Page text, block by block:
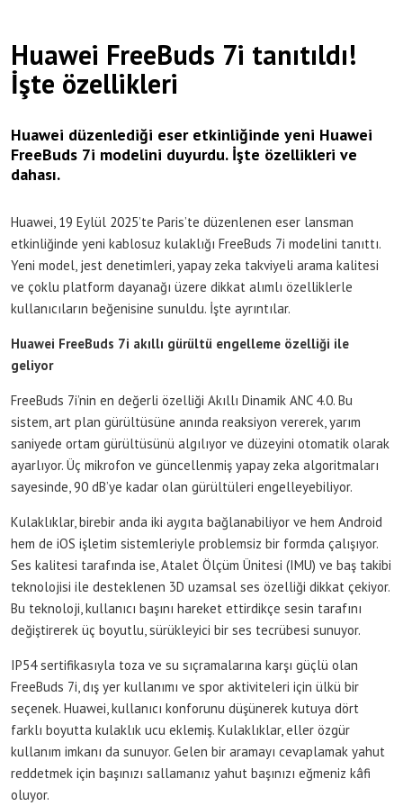
Huawei FreeBuds 7i tanıtıldı!
İşte özellikleri
Huawei düzenlediği eser etkinliğinde yeni Huawei
FreeBuds 7i modelini duyurdu. İşte özellikleri ve
dahası.
Huawei, 19 Eylül 2025’te Paris’te düzenlenen eser lansman
etkinliğinde yeni kablosuz kulaklığı FreeBuds 7i modelini tanıttı.
Yeni model, jest denetimleri, yapay zeka takviyeli arama kalitesi
ve çoklu platform dayanağı üzere dikkat alımlı özelliklerle
kullanıcıların beğenisine sunuldu. İşte ayrıntılar.
Huawei FreeBuds 7i akıllı gürültü engelleme özelliği ile
geliyor
FreeBuds 7i’nin en değerli özelliği Akıllı Dinamik ANC 4.0. Bu
sistem, art plan gürültüsüne anında reaksiyon vererek, yarım
saniyede ortam gürültüsünü algılıyor ve düzeyini otomatik olarak
ayarlıyor. Üç mikrofon ve güncellenmiş yapay zeka algoritmaları
sayesinde, 90 dB’ye kadar olan gürültüleri engelleyebiliyor.
Kulaklıklar, birebir anda iki aygıta bağlanabiliyor ve hem Android
hem de iOS işletim sistemleriyle problemsiz bir formda çalışıyor.
Ses kalitesi tarafında ise, Atalet Ölçüm Ünitesi (IMU) ve baş takibi
teknolojisi ile desteklenen 3D uzamsal ses özelliği dikkat çekiyor.
Bu teknoloji, kullanıcı başını hareket ettirdikçe sesin tarafını
değiştirerek üç boyutlu, sürükleyici bir ses tecrübesi sunuyor.
IP54 sertifikasıyla toza ve su sıçramalarına karşı güçlü olan
FreeBuds 7i, dış yer kullanımı ve spor aktiviteleri için ülkü bir
seçenek. Huawei, kullanıcı konforunu düşünerek kutuya dört
farklı boyutta kulaklık ucu eklemiş. Kulaklıklar, eller özgür
kullanım imkanı da sunuyor. Gelen bir aramayı cevaplamak yahut
reddetmek için başınızı sallamanız yahut başınızı eğmeniz kâfi
oluyor.